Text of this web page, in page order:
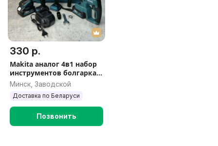
330 р.
Makita аналог 4в1 набор
инструментов болгарка
шуруповёрт гайковёрт
перфоратор
Минск, Заводской
Доставка по Беларуси
Позвонить